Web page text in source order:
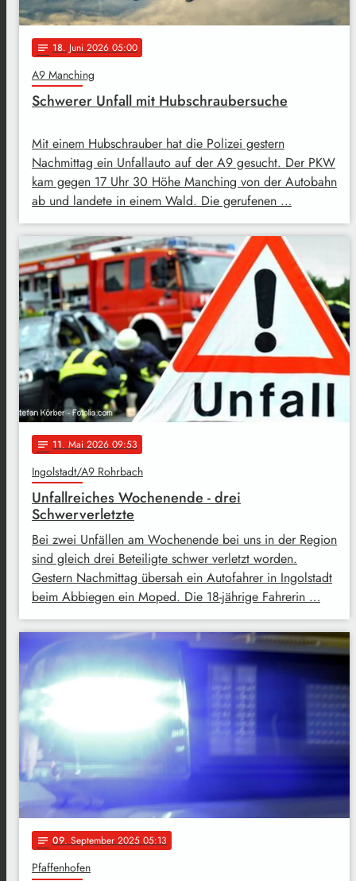
notes 18. Juni 2026 05:00
A9 Manching
Schwerer Unfall mit Hubschraubersuche
Mit einem Hubschrauber hat die Polizei gestern
Nachmittag ein Unfallauto auf der A9 gesucht. Der PKW
kam gegen 17 Uhr 30 Höhe Manching von der Autobahn
ab und landete in einem Wald. Die gerufenen …
notes 11. Mai 2026 09:53
Ingolstadt/A9 Rohrbach
Unfallreiches Wochenende - drei
Schwerverletzte
Bei zwei Unfällen am Wochenende bei uns in der Region
sind gleich drei Beteiligte schwer verletzt worden.
Gestern Nachmittag übersah ein Autofahrer in Ingolstadt
beim Abbiegen ein Moped. Die 18-jährige Fahrerin …
notes 09. September 2025 05:13
Pfaffenhofen